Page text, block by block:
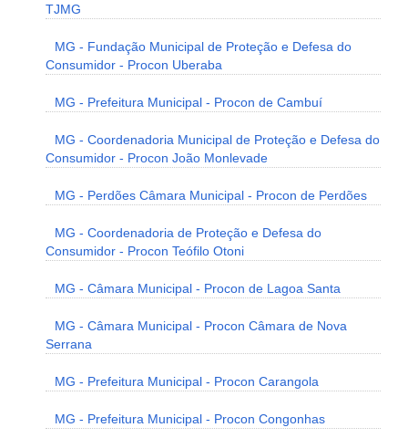
TJMG
MG - Fundação Municipal de Proteção e Defesa do
Consumidor - Procon Uberaba
MG - Prefeitura Municipal - Procon de Cambuí
MG - Coordenadoria Municipal de Proteção e Defesa do
Consumidor - Procon João Monlevade
MG - Perdões Câmara Municipal - Procon de Perdões
MG - Coordenadoria de Proteção e Defesa do
Consumidor - Procon Teófilo Otoni
MG - Câmara Municipal - Procon de Lagoa Santa
MG - Câmara Municipal - Procon Câmara de Nova
Serrana
MG - Prefeitura Municipal - Procon Carangola
MG - Prefeitura Municipal - Procon Congonhas